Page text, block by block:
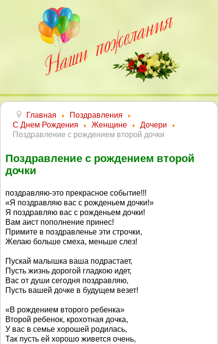
Главная
Поздравления
С Днем Рождения
Женщине
Дочери
Поздравление с рождением второй дочки
Поздравление с рождением второй
дочки
поздравляю-это прекрасное событие!!!
«Я поздравляю вас с рожденьем дочки!»
Я поздравляю вас с рожденьем дочки!
Вам аист пополнение принес!
Примите в поздравленье эти строчки,
Желаю больше смеха, меньше слез!
Пускай малышка ваша подрастает,
Пусть жизнь дорогой гладкою идет,
Вас от души сегодня поздравляю,
Пусть вашей дочке в будущем везет!
«В рождением второго ребенка»
Второй ребенок, крохотная дочка,
У вас в семье хорошей родилась,
Так пусть ей хорошо живется очень,